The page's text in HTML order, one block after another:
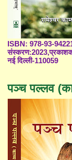
ISBN: 978-93-
नई दिल्ली-110059
पञ्च पल्लव